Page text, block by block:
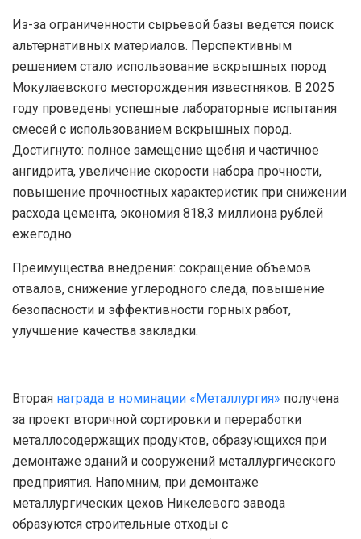
Из-за ограниченности сырьевой базы ведется поиск
альтернативных материалов. Перспективным
решением стало использование вскрышных пород
Мокулаевского месторождения известняков. В 2025
году проведены успешные лабораторные испытания
смесей с использованием вскрышных пород.
Достигнуто: полное замещение щебня и частичное
ангидрита, увеличение скорости набора прочности,
повышение прочностных характеристик при снижении
расхода цемента, экономия 818,3 миллиона рублей
ежегодно.
Преимущества внедрения: сокращение объемов
отвалов, снижение углеродного следа, повышение
безопасности и эффективности горных работ,
улучшение качества закладки.
Вторая награда в номинации «Металлургия» получена
за проект вторичной сортировки и переработки
металлосодержащих продуктов, образующихся при
демонтаже зданий и сооружений металлургического
предприятия. Напомним, при демонтаже
металлургических цехов Никелевого завода
образуются строительные отходы с